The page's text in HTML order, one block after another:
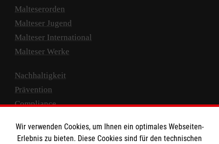
Malteserorden
Malteser Jugend
Malteser International
Malteser Werke
Nachhaltigkeit
Prävention
Compliance
Spenden und Helfen
Wir verwenden Cookies, um Ihnen ein optimales Webseiten-
Erlebnis zu bieten. Diese Cookies sind für den technischen